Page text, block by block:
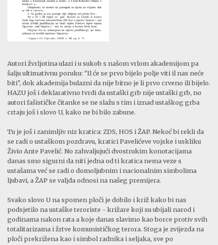
Autori žvrljotina ulazi i u sukob s našom vrlom akademijom pa
šalju ultimativnu poruku: "Il će se prvo bijelo polje viti il nas neće
biti", dok akademija bulazni da nije bitno je li prvo crveno ili bijelo.
HAZU još i deklarativno tvrdi da ustaški grb nije ustaški grb, no
autori fašističke čitanke se ne slažu s tim i iznad ustaškog grba
crtaju još i slovo U, kako ne bi bilo zabune.
Tu je još i zanimljiv niz kratica: ZDS, HOS i ŽAP. Nekoć bi rekli da
se radi o ustaškom pozdravu, kratici Pavelićeve vojske i uskliku
Živio Ante Pavelić. No zahvaljujući dvostrukim konotacijama
danas smo sigurni da niti jedna od ti kratica nema veze s
ustašama već se radi o domoljubnim i nacionalnim simbolima
ljubavi, a ŽAP se valjda odnosi na našeg premijera.
Svako slovo U na spomen ploči je dobilo i križ kako bi nas
podsjetilo na ustaške teroriste - križare koji su ubijali narod i
godinama nakon rata a koje danas slavimo kao borce protiv svih
totalitarizama i žrtve komunističkog terora. Stoga je zvijezda na
ploči prekrižena kao i simbol radnika i seljaka, sve po